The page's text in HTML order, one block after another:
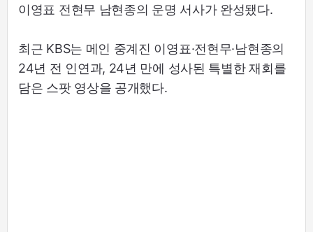
이영표 전현무 남현종의 운명 서사가 완성됐다.
최근 KBS는 메인 중계진 이영표·전현무·남현종의
24년 전 인연과, 24년 만에 성사된 특별한 재회를
담은 스팟 영상을 공개했다.